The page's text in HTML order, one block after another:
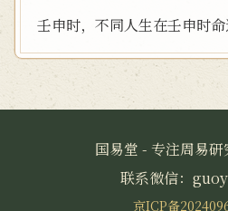
壬申时，不同人生在壬申时
国易堂 - 专注周易
联系微信：
京ICP备